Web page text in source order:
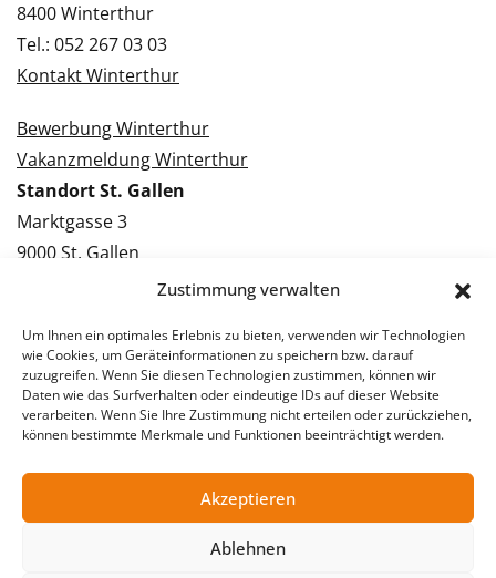
Zustimmung verwalten
Um Ihnen ein optimales Erlebnis zu bieten, verwenden wir Technologien
wie Cookies, um Geräteinformationen zu speichern bzw. darauf
zuzugreifen. Wenn Sie diesen Technologien zustimmen, können wir
Daten wie das Surfverhalten oder eindeutige IDs auf dieser Website
verarbeiten. Wenn Sie Ihre Zustimmung nicht erteilen oder zurückziehen,
können bestimmte Merkmale und Funktionen beeinträchtigt werden.
Akzeptieren
Ablehnen
8400 Winterthur
Tel.: 052 267 03 03
Kontakt Winterthur
Bewerbung Winterthur
Vakanzmeldung Winterthur
Standort St. Gallen
Marktgasse 3
9000 St. Gallen
Tel.: 071 228 09 09
Bewerbung St. Gallen
Vakanzmeldung St. Gallen
© 2026 Stellentreff AG